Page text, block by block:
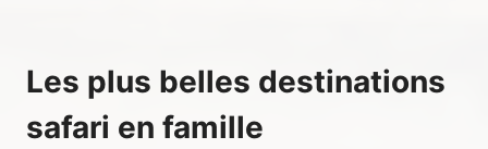
Les plus belles destinations
safari en famille